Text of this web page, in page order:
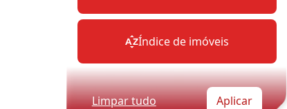
Índice de imóveis
Limpar tudo Aplicar